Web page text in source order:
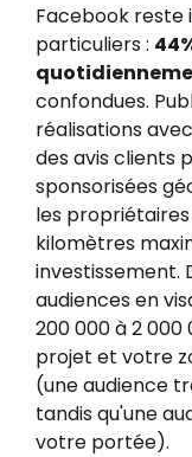
Facebook
particuliers :
confondues.
réalisations
des avis clients
sponsorisées
les
kilomètres
investissement.
audiences en
200 000 à 2
projet et votre
(une audience
tandis qu'une
votre portée).